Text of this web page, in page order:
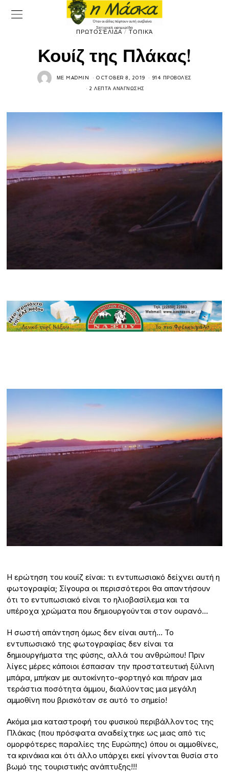
ΠΡΩΤΟΣΈΛΙΔΑ / ΤΟΠΙΚΆ
Κουίζ της Πλάκας!
ΜΕMADMIN OCTOBER 8, 2019 914 ΠΡΟΒΟΛΈΣ
2 ΛΕΠΤΆ ΑΝΆΓΝΩΣΗΣ
Η ερώτηση του κουίζ είναι: τι εντυπωσιακό δείχνει αυτή η
φωτογραφία; Σίγουρα οι περισσότεροι θα απαντήσουν
ότι το εντυπωσιακό είναι το ηλιοβασίλεμα και τα
υπέροχα χρώματα που δημιουργούνται στον ουρανό…
Η σωστή απάντηση όμως δεν είναι αυτή… Το
εντυπωσιακό της φωτογραφίας δεν είναι τα
δημιουργήματα της φύσης, αλλά του ανθρώπου! Πριν
λίγες μέρες κάποιοι έσπασαν την προστατευτική ξύλινη
μπάρα, μπήκαν με αυτοκίνητο-φορτηγό και πήραν μια
τεράστια ποσότητα άμμου, διαλύοντας μια μεγάλη
αμμοθίνη που βρισκόταν σε αυτό το σημείο!
Ακόμα μια καταστροφή του φυσικού περιβάλλοντος της
Πλάκας (που πρόσφατα αναδείχτηκε ως μιας από τις
ομορφότερες παραλίες της Ευρώπης) όπου οι αμμοθίνες,
τα κρινάκια και ότι άλλο υπάρχει εκεί γίνονται θυσία στο
βωμό της τουριστικής ανάπτυξης!!!